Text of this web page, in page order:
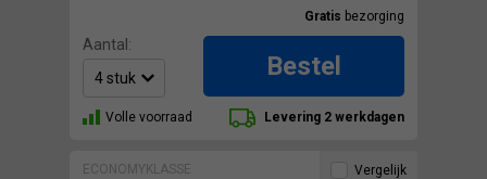
Gratis bezorging
Aantal:
Bestel
Volle voorraad Levering 2 werkdagen
ECONOMYKLASSE Vergelijk